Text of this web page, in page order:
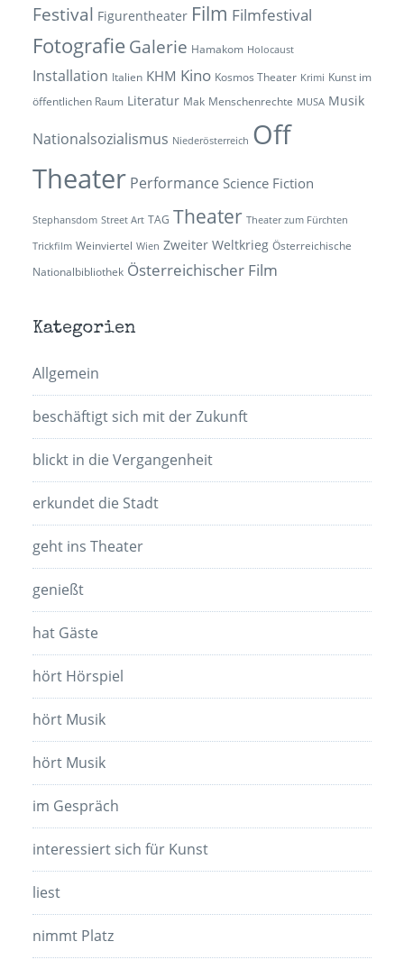
Festival Figurentheater Film Filmfestival
Fotografie Galerie Hamakom Holocaust
Installation Italien KHM Kino Kosmos Theater Krimi Kunst im
öffentlichen Raum Literatur Mak Menschenrechte MUSA Musik
Nationalsozialismus Niederösterreich Off
Theater Performance Science Fiction
Stephansdom Street Art TAG Theater Theater zum Fürchten
Trickfilm Weinviertel Wien Zweiter Weltkrieg Österreichische
Nationalbibliothek Österreichischer Film
Kategorien
Allgemein
beschäftigt sich mit der Zukunft
blickt in die Vergangenheit
erkundet die Stadt
geht ins Theater
genießt
hat Gäste
hört Hörspiel
hört Musik
hört Musik
im Gespräch
interessiert sich für Kunst
liest
nimmt Platz